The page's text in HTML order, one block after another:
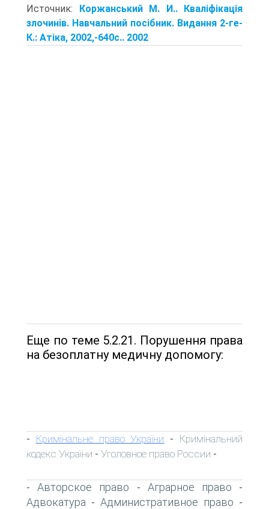
Источник: Коржанський М. И.. Кваліфікація
злочинів. Навчальний посібник. Видання 2-ге-
К.: Атіка, 2002,-640с.. 2002
Еще по теме 5.2.21. Порушення права
на безоплатну медичну допомогу:
- Кримінальне право України - Кримінальний
кодекс України - Уголовное право России -
-Авторское право - Аграрное право -
Адвокатура - Административное право -